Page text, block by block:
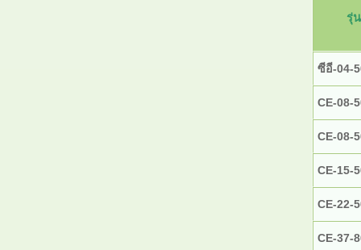
รุ่น
ซีอี-04-
CE-08-
CE-08-
CE-15-
CE-22-
CE-37-